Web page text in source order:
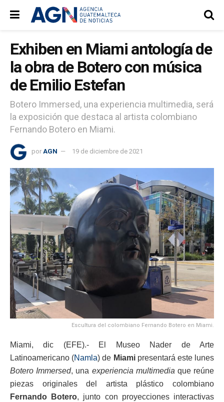
Exhiben en Miami antología de
la obra de Botero con música
de Emilio Estefan
Botero Immersed, una experiencia multimedia, será
la exposición que destaca al artista colombiano
Fernando Botero en Miami.
por AGN 19 de diciembre de 2021
Escultura del colombiano Fernando Botero en Miami.
Miami, dic (EFE).- El Museo Nader de Arte
Latinoamericano (Namla) de Miamipresentará este lunes
Botero Immersed, una experiencia multimediaque reúne
piezas originales del artista plástico colombiano
Fernando Botero, junto con proyecciones interactivas